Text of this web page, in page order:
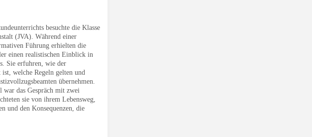
besuchte die Klasse
(JVA). Während einer
Führung erhielten die
einen realistischen Einblick in
Sie erfuhren, wie der
welche Regeln gelten und
übernehmen.
war das Gespräch mit zwei
sie von ihrem Lebensweg,
und den Konsequenzen, die